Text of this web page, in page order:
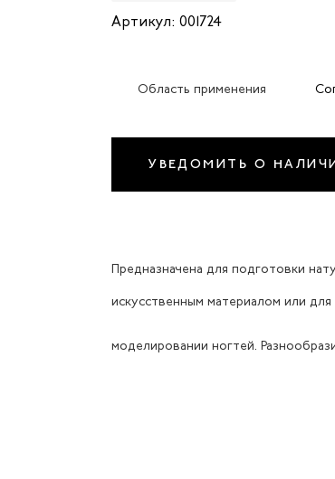
Артикул: 001724
Область применения
УВЕДОМИТЬ О
Предназначена для подготовки
искусственным материалом или
моделировании ногтей.